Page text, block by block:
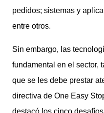
pedidos; sistemas y
entre otros.
Sin embargo, las
fundamental en el sector,
que se les debe prestar
directiva de One Easy